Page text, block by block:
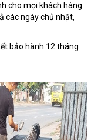
cho mọi khách hàng
các ngày chủ nhật,
bảo hành 12 tháng